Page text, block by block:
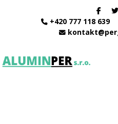
+420 777 118 639